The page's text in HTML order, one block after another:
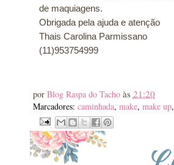
de maquiagens.
Obrigada pela ajuda e atenção
Thais Carolina Parmissano
(11)953754999
por Blog Raspa do Tacho às 21:20
Marcadores: caminhada, make, make up,